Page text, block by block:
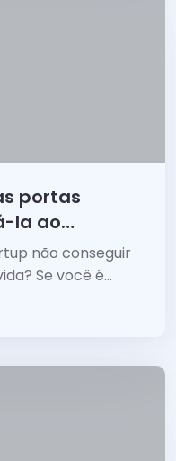
portas
la ao
não conseguir
Se você é...